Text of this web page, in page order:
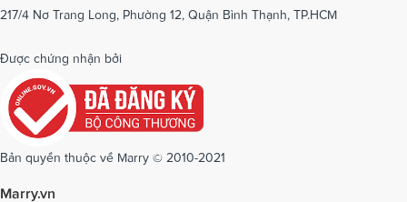
Dịch vụ cưới tại Phú Yên Dịch vụ cưới tại Phú Thọ
Dịch vụ cưới tại Quảng Bình
Dịch vụ cưới tại Quảng Ngãi
Dịch vụ cưới tại Quảng Ninh
Dịch vụ cưới tại Sóc Trăng Dịch vụ cưới tại Sơn La
217/4 Nơ Trang Long, Phường 12, Quận Bình Thạnh, TP.HCM
Được chứng nhận bởi
Bản quyền thuộc về Marry © 2010-2021
Marry.vn